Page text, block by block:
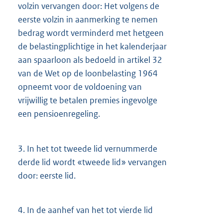
volzin vervangen door: Het volgens de
eerste volzin in aanmerking te nemen
bedrag wordt verminderd met hetgeen
de belastingplichtige in het kalenderjaar
aan spaarloon als bedoeld in artikel 32
van de Wet op de loonbelasting 1964
opneemt voor de voldoening van
vrijwillig te betalen premies ingevolge
een pensioenregeling.
3. In het tot tweede lid vernummerde
derde lid wordt «tweede lid» vervangen
door: eerste lid.
4. In de aanhef van het tot vierde lid